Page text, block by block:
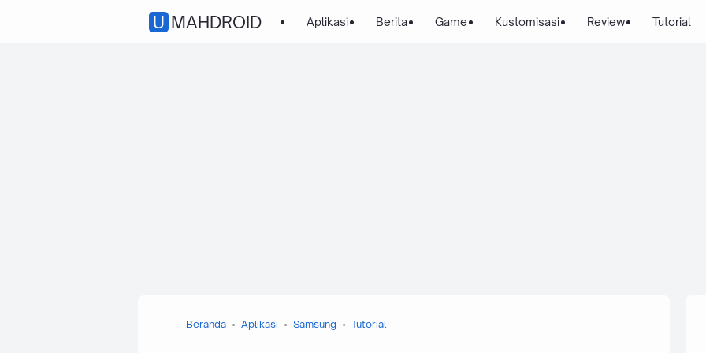
UMAHDROID Aplikasi Berita Game Kustomisasi Review Tutorial
Beranda Aplikasi Samsung Tutorial